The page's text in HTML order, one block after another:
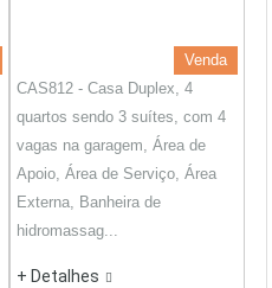
Venda
CAS812 - Casa Duplex, 4
quartos sendo 3 suítes, com 4
vagas na garagem, Área de
Apoio, Área de Serviço, Área
Externa, Banheira de
hidromassag...
+ Detalhes